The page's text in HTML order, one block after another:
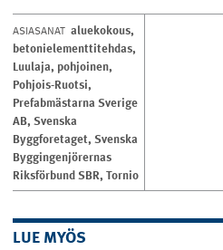
ASIASANAT aluekokous,
betonielementtitehdas,
Luulaja, pohjoinen,
Pohjois-Ruotsi,
Prefabmästarna Sverige
AB, Svenska
Byggforetaget, Svenska
Byggingenjörernas
Riksförbund SBR, Tornio
LUE MYÖS